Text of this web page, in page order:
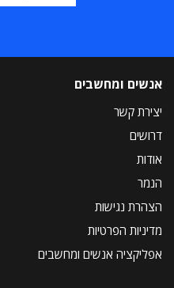
אנשים ומחשבים
יצירת קשר
דרושים
אודות
הנמר
הצהרת נגישות
מדיניות הפרטיות
אפליקציה אנשים ומחשבים